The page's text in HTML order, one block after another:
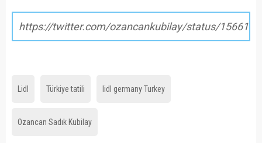
https://twitter.com/ozancankubilay/status/
Lidl Türkiye tatili lidl germany Turkey
Ozancan Sadık Kubilay